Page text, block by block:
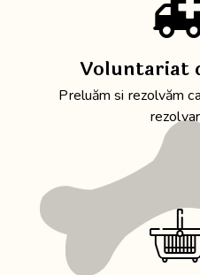
Voluntariat
Preluăm si rezolvăm